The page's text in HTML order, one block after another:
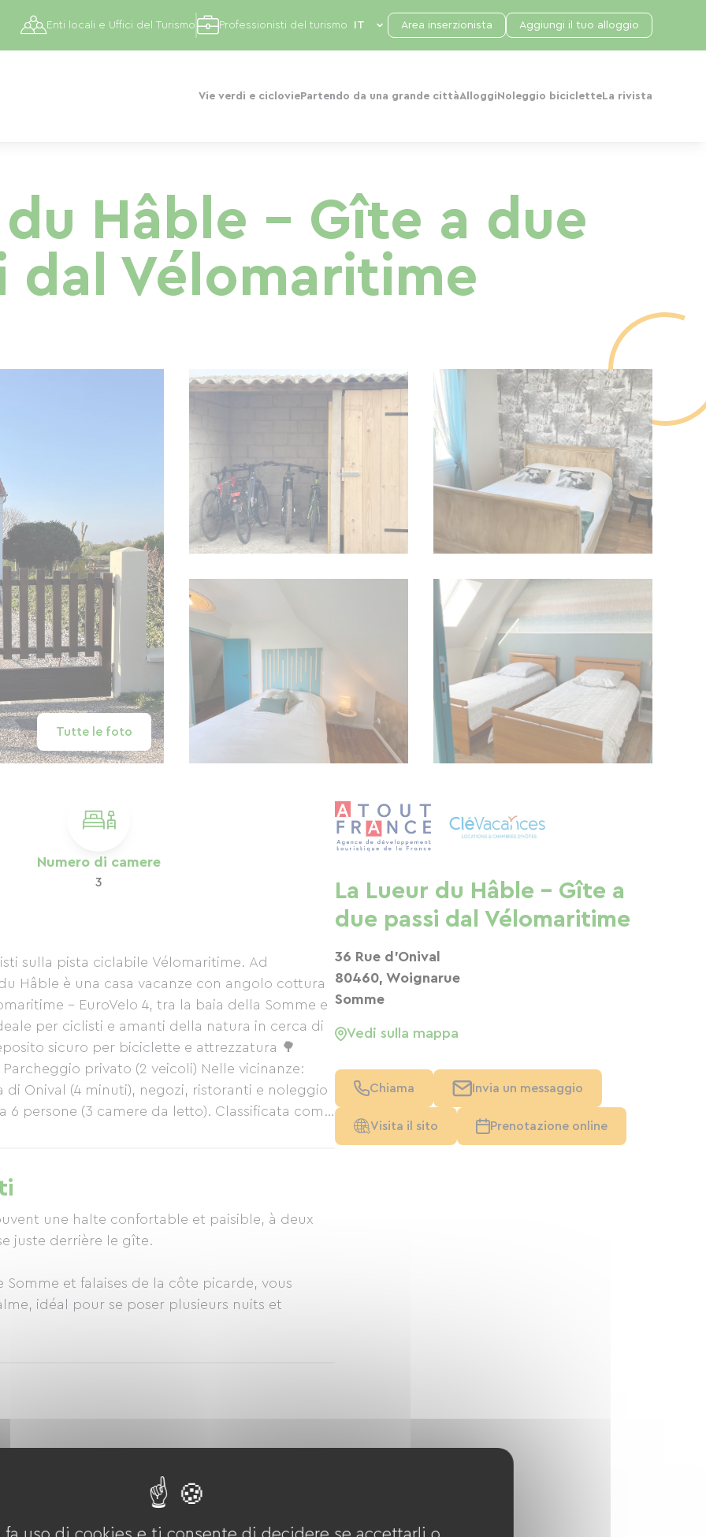
Vie verdi e ciclovie Partendo da una grande cittàAlloggi Noleggio biciclette La rivista
Enti locali e Uffici del Turismo Professionisti del turismo Area inserzionista Aggiungi il tuo alloggio
du Hâble – Gîte a due
dal Vélomaritime
Tutte le foto
Numero di camere
3
sulla pista ciclabile Vélomaritime. Ad
Hâble è una casa vacanze con angolo cottura
– EuroVelo 4, tra la baia della Somme e
per ciclisti e amanti della natura in cerca di
sicuro per biciclette e attrezzatura 🌳
privato (2 veicoli) Nelle vicinanze:
Onival (4 minuti), negozi, ristoranti e noleggio
6 persone (3 camere da letto). Classificata come
per organizzare la tua vacanza in
une halte confortable et paisible, à deux
juste derrière le gîte.
et falaises de la côte picarde, vous
idéal pour se poser plusieurs nuits et
itinéraires cyclables
La Lueur du Hâble est une base idéale pour
La Lueur du Hâble – Gîte a
due passi dal Vélomaritime
36 Rue d'Onival
80460, Woignarue
Somme
Vedi sulla mappa
Chiama Invia un messaggio
Visita il sito Prenotazione online